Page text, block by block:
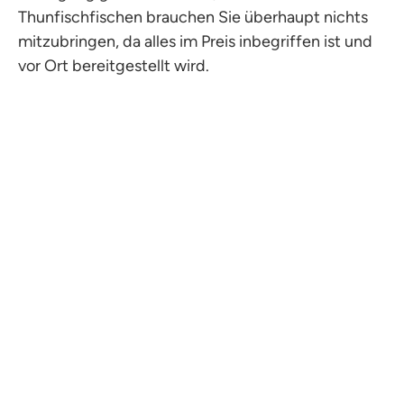
Thunfischfischen brauchen Sie überhaupt nichts
mitzubringen, da alles im Preis inbegriffen ist und
vor Ort bereitgestellt wird.